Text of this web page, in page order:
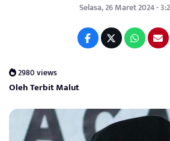
Selasa, 26 Maret 2024 -
2980 views
Oleh Terbit Malut